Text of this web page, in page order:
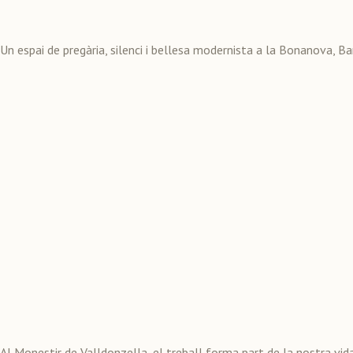
Un espai de pregària, silenci i bellesa modernista a la Bonanova,